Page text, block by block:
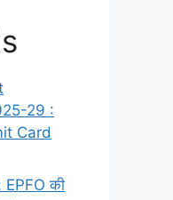
29 :
Card
EPFO की